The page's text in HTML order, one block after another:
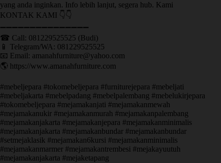
yang anda inginkan. Info lebih lanjut, segera hub. Kami
KONTAK KAMI 👇👇
➖➖➖➖➖➖➖➖➖➖➖➖➖➖➖ ㅤ
☎ Call: 081229525525 (Budi)
📱 Telegram/WA: 081229525525
📧 Email: amanahfurniture@yahoo.com
🌎 https://www.amanahfurniture.com
#mebeljepara #tokomebeljepara #furniturejepara #mebeljati
#mebeljakarta #mebelpadang #mebelpalembang #mebelukirjepara
#tokomebeljepara #mejamakanjati #mejamakanmewah
#mejamakanukir #mejamakanmurah #mejamakanpalembang
#mejamakanjakarta #mejamakanjepara #mejamakanminimalis
#mejamakanjakarta #mejamakanbundar #mejamakanbundar
#setmejaklasik #mejamakan6kursi #mejamakanminimalis
#mejamakanmarmer #mejamakantrembesi #mejakayuutuh
#mejamakanjakarta #mejaketapang